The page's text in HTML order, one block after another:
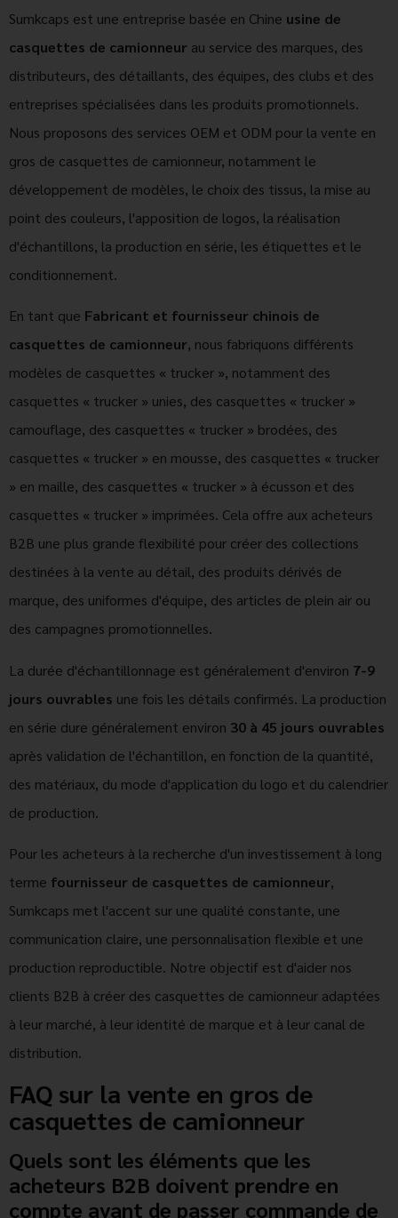
Sumkcaps est une entreprise basée en Chine usine de
casquettes de camionneur au service des marques, des
distributeurs, des détaillants, des équipes, des clubs et des
entreprises spécialisées dans les produits promotionnels.
Nous proposons des services OEM et ODM pour la vente en
gros de casquettes de camionneur, notamment le
développement de modèles, le choix des tissus, la mise au
point des couleurs, l'apposition de logos, la réalisation
d'échantillons, la production en série, les étiquettes et le
conditionnement.
En tant que Fabricant et fournisseur chinois de
casquettes de camionneur, nous fabriquons différents
modèles de casquettes « trucker », notamment des
casquettes « trucker » unies, des casquettes « trucker »
camouflage, des casquettes « trucker » brodées, des
casquettes « trucker » en mousse, des casquettes « trucker
» en maille, des casquettes « trucker » à écusson et des
casquettes « trucker » imprimées. Cela offre aux acheteurs
B2B une plus grande flexibilité pour créer des collections
destinées à la vente au détail, des produits dérivés de
marque, des uniformes d'équipe, des articles de plein air ou
des campagnes promotionnelles.
La durée d'échantillonnage est généralement d'environ 7-9
jours ouvrables une fois les détails confirmés. La production
en série dure généralement environ 30 à 45 jours ouvrables
après validation de l'échantillon, en fonction de la quantité,
des matériaux, du mode d'application du logo et du calendrier
de production.
Pour les acheteurs à la recherche d'un investissement à long
terme fournisseur de casquettes de camionneur,
Sumkcaps met l'accent sur une qualité constante, une
communication claire, une personnalisation flexible et une
production reproductible. Notre objectif est d'aider nos
clients B2B à créer des casquettes de camionneur adaptées
à leur marché, à leur identité de marque et à leur canal de
distribution.
FAQ sur la vente en gros de
casquettes de camionneur
Quels sont les éléments que les
acheteurs B2B doivent prendre en
compte avant de passer commande de